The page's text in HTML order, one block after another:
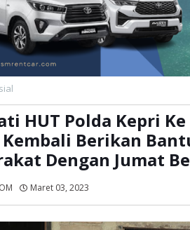
HUT Polda Kepri
Berikan
Dengan Jumat
Maret 03, 2023